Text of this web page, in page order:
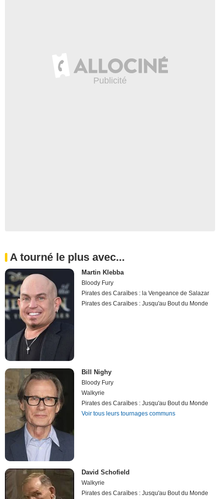
A tourné le plus avec...
Martin Klebba
Bloody Fury
Pirates des Caraïbes : la Vengeance de Salazar
Pirates des Caraïbes : Jusqu'au Bout du Monde
Bill Nighy
Bloody Fury
Walkyrie
Pirates des Caraïbes : Jusqu'au Bout du Monde
Voir tous leurs tournages communs
David Schofield
Walkyrie
Pirates des Caraïbes : Jusqu'au Bout du Monde